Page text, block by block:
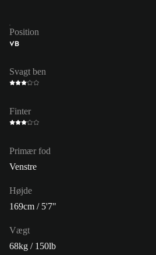
Position
VB
Svagt ben
Finter
Primær fod
Venstre
Højde
169cm / 5'7"
Vægt
68kg / 150lb